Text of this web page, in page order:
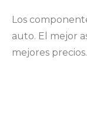
Los
auto. El mejor
mejores precios.